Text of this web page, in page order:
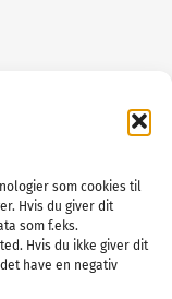
som cookies til
Hvis du giver dit
som f.eks.
Hvis du ikke giver dit
have en negativ